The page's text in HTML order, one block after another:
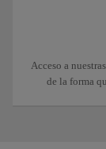
Acceso a
de la forma